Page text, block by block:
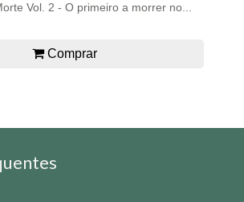
Vol. 2 - O primeiro a morrer no...
Comprar